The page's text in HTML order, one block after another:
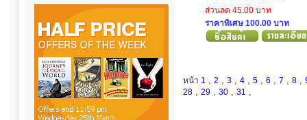
ส่วนลด 45.00 บาท
ราคาพิเศษ 100.00 บาท
หน้า 1 , 2 , 3 , 4 , 5 , 6 , 7 , 8 ,
28 , 29 , 30 , 31 ,